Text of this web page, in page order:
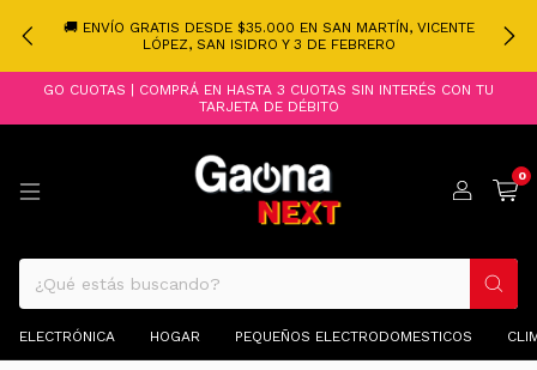
🚚 ENVÍO GRATIS DESDE $35.000 EN SAN MARTÍN, VICENTE
LÓPEZ, SAN ISIDRO Y 3 DE FEBRERO
GO CUOTAS | COMPRÁ EN HASTA 3 CUOTAS SIN INTERÉS CON TU
TARJETA DE DÉBITO
0
ELECTRÓNICA HOGAR PEQUEÑOS ELECTRODOMESTICOS